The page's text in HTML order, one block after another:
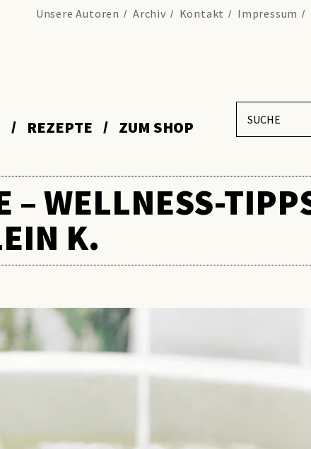
Unsere Autoren Archiv Kontakt Impressum
REZEPTE ZUM SHOP
– WELLNESS-
K.